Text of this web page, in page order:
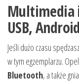
Multimedia
USB,
Jeśli dużo czasu
w tym egzemplarzu.
Bluetooth, a także